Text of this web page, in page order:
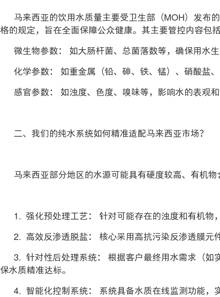
马来西亚的饮用水质量主要受卫生部（MOH）发布
格的规定，旨在全面保障公众健康。其主要管控内容包
微生物参数： 如大肠杆菌、总菌落数等，确保用水
化学参数： 如重金属（铅、砷、铁、锰）、硝酸盐
感官参数： 如浊度、色度、嗅味等，影响水的表观
二、我们的纯水系统如何精准适配马来西亚市场？
马来西亚部分地区的水源可能具有硬度较高、有机
1. 强化预处理工艺： 针对可能存在的浊度和有机物
2. 高效反渗透脱盐： 核心采用高抗污染反渗透膜元
3. 针对性后处理系统： 根据客户最终用水需求（如
保水质精准达标。
4. 智能化控制系统： 系统具备水质在线监测功能，